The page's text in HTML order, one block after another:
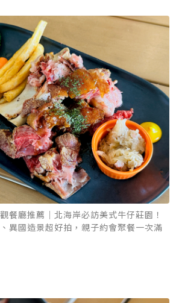
餐廳推薦｜北海岸必訪美式牛仔莊園！
異國造景超好拍，親子約會聚餐一次滿